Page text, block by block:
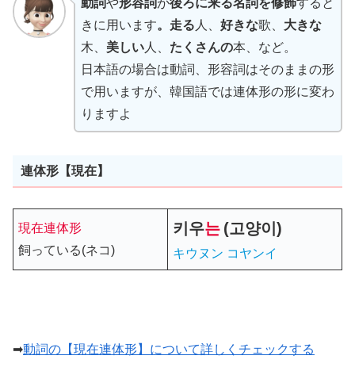
動詞や形容詞が後ろに来る名詞を修飾すると
きに用います。走る人、 好きな歌、 大きな
木、 美しい人、 たくさんの本、など。
日本語の場合は動詞、形容詞はそのままの形
で用いますが、韓国語では連体形の形に変わ
りますよ
連体形【現在】
現在連体形
飼っている(ネコ)
키우는 (고양이)
キウヌン コヤンイ
➡動詞の【現在連体形】について詳しくチェックする